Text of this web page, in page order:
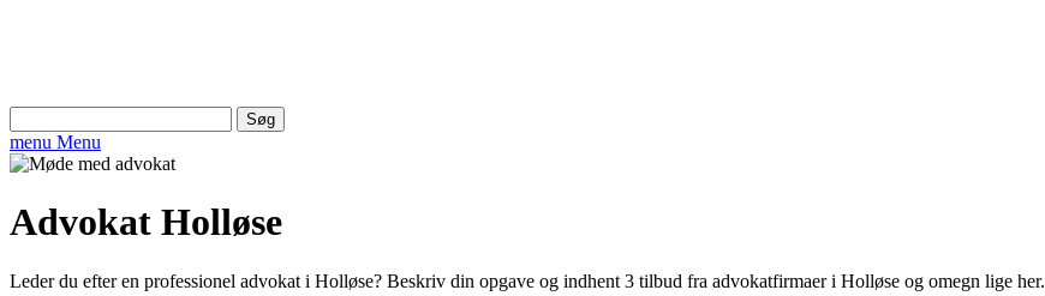
efter:
menu Menu
Advokat Holløse
Leder du efter en professionel advokat i Holløse? Beskriv din opgave og indhent 3 tilbud fra advokatfirmaer i Holløse og omegn lige her.